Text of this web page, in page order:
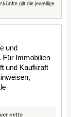
gilt die jeweilige
und
Für Immobilien
und Kaufkraft
netto